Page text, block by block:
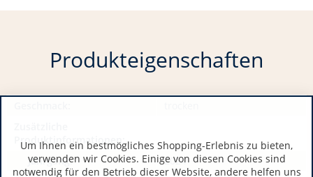
Produkteigenschaften
Produktinformationen:
Jahrgang:
2024
Um Ihnen ein bestmögliches Shopping-Erlebnis zu bieten,
verwenden wir Cookies. Einige von diesen Cookies sind
notwendig für den Betrieb dieser Website, andere helfen uns